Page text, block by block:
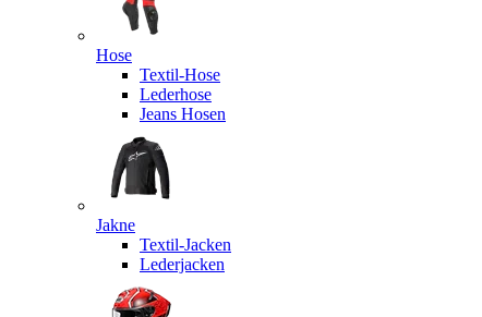
Hose
Textil-Hose
Lederhose
Jeans Hosen
Jakne
Textil-Jacken
Lederjacken